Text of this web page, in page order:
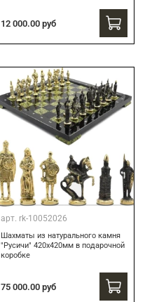
12 000.00 руб
арт. rk-10052026
Шахматы из натурального камня
"Русичи" 420х420мм в подарочной
коробке
75 000.00 руб